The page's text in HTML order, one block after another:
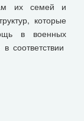
их семей и
которые
в военных
соответствии